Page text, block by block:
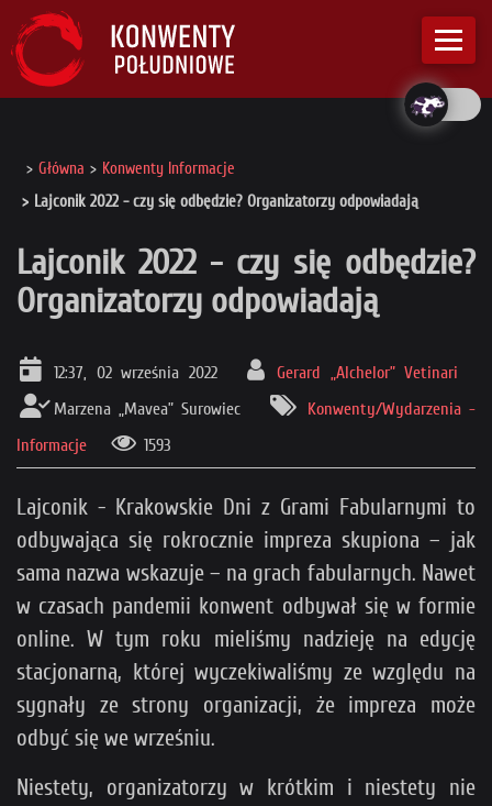
Główna
Konwenty Informacje
Lajconik 2022 - czy się odbędzie? Organizatorzy odpowiadają
Lajconik 2022 - czy się odbędzie?
Organizatorzy odpowiadają
12:37, 02 września 2022
Gerard „Alchelor” Vetinari
Marzena „Mavea” Surowiec
Konwenty/Wydarzenia -
Informacje
1593
Lajconik - Krakowskie Dni z Grami Fabularnymi to
odbywająca się rokrocznie impreza skupiona – jak
sama nazwa wskazuje – na grach fabularnych. Nawet
w czasach pandemii konwent odbywał się w formie
online. W tym roku mieliśmy nadzieję na edycję
stacjonarną, której wyczekiwaliśmy ze względu na
sygnały ze strony organizacji, że impreza może
odbyć się we wrześniu.
Niestety, organizatorzy w krótkim i niestety nie